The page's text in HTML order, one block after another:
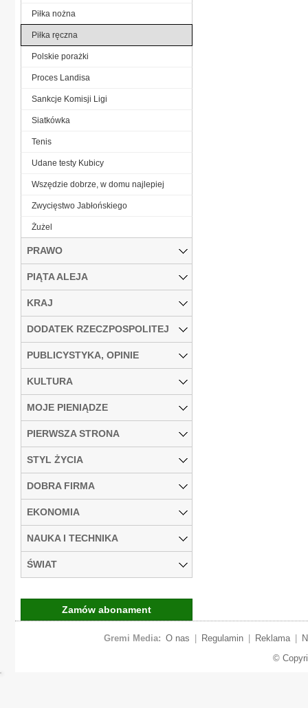
Piłka nożna
Piłka ręczna
Polskie porażki
Proces Landisa
Sankcje Komisji Ligi
Siatkówka
Tenis
Udane testy Kubicy
Wszędzie dobrze, w domu najlepiej
Zwycięstwo Jabłońskiego
Żużel
PRAWO
PIĄTA ALEJA
KRAJ
DODATEK RZECZPOSPOLITEJ
PUBLICYSTYKA, OPINIE
KULTURA
MOJE PIENIĄDZE
PIERWSZA STRONA
STYL ŻYCIA
DOBRA FIRMA
EKONOMIA
NAUKA I TECHNIKA
ŚWIAT
Zamów abonament
Gremi Media: O nas Regulamin Reklama
©